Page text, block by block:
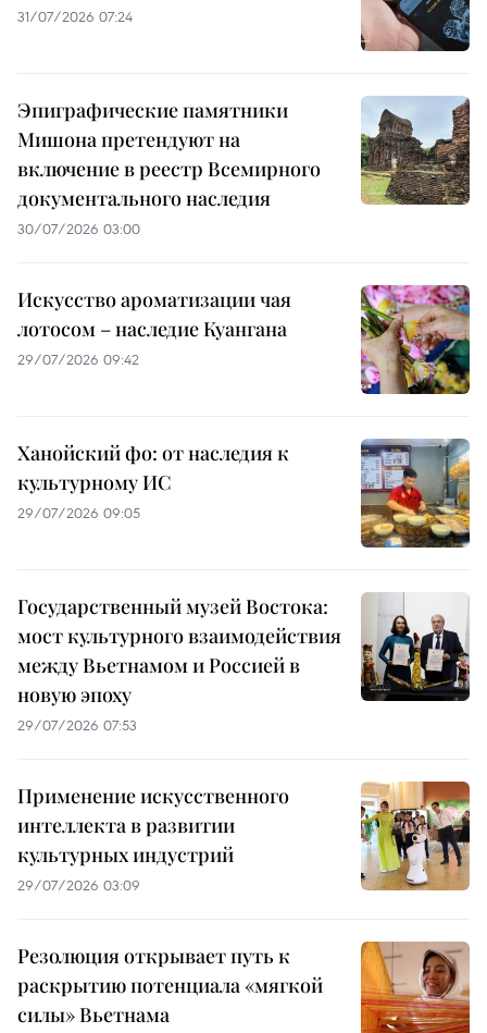
31/07/2026 07:24
Эпиграфические памятники
Мишона претендуют на
включение в реестр Всемирного
документального наследия
30/07/2026 03:00
Искусство ароматизации чая
лотосом – наследие Куангана
29/07/2026 09:42
Ханойский фо: от наследия к
культурному ИС
29/07/2026 09:05
Государственный музей Востока:
мост культурного взаимодействия
между Вьетнамом и Россией в
новую эпоху
29/07/2026 07:53
Применение искусственного
интеллекта в развитии
культурных индустрий
29/07/2026 03:09
Резолюция открывает путь к
раскрытию потенциала «мягкой
силы» Вьетнама